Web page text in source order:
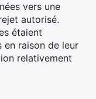
vers une
autorisé.
étaient
en raison de leur
relativement